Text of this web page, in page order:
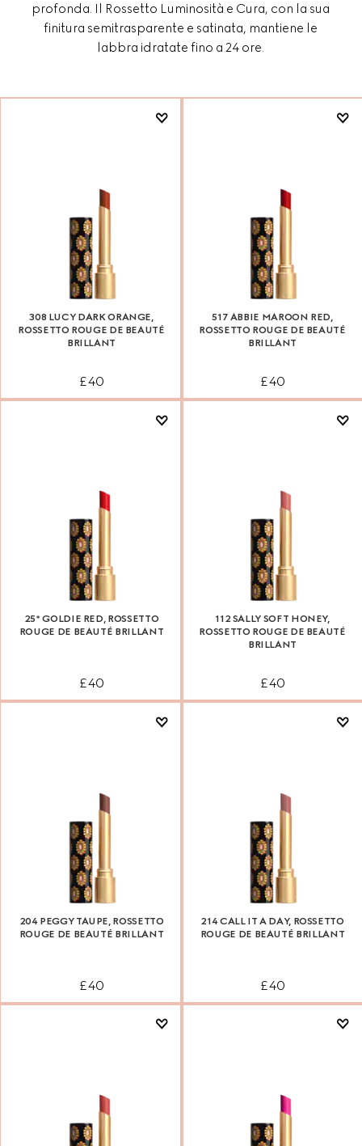
profonda. Il Rossetto Luminosità e Cura, con la sua
finitura semitrasparente e satinata, mantiene le
labbra idratate fino a 24 ore.
308 LUCY DARK ORANGE,
ROSSETTO ROUGE DE BEAUTÉ
BRILLANT
£ 40
517 ABBIE MAROON RED,
ROSSETTO ROUGE DE BEAUTÉ
BRILLANT
£ 40
25* GOLDIE RED, ROSSETTO
ROUGE DE BEAUTÉ BRILLANT
£ 40
112 SALLY SOFT HONEY,
ROSSETTO ROUGE DE BEAUTÉ
BRILLANT
£ 40
204 PEGGY TAUPE, ROSSETTO
ROUGE DE BEAUTÉ BRILLANT
£ 40
214 CALL IT A DAY, ROSSETTO
ROUGE DE BEAUTÉ BRILLANT
£ 40